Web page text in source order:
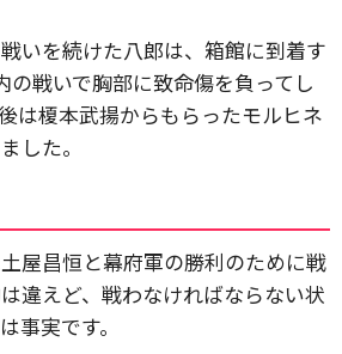
いを続けた八郎は、箱館に到着す
の戦いで胸部に致命傷を負ってし
は榎本武揚からもらったモルヒネ
した。
屋昌恒と幕府軍の勝利のために戦
違えど、戦わなければならない状
事実です。